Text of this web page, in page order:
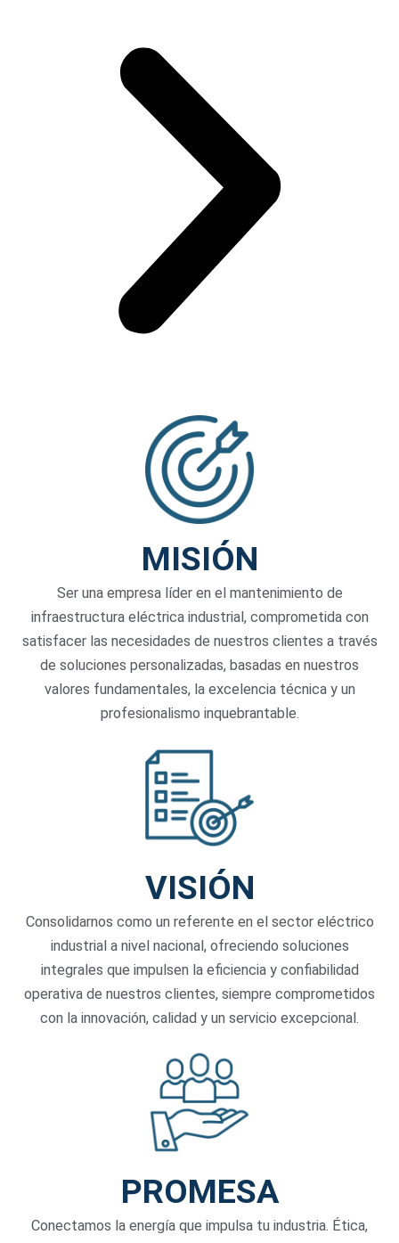
MISIÓN
Ser una empresa líder en el mantenimiento de
infraestructura eléctrica industrial, comprometida con
satisfacer las necesidades de nuestros clientes a través
de soluciones personalizadas, basadas en nuestros
valores fundamentales, la excelencia técnica y un
profesionalismo inquebrantable.
VISIÓN
Consolidarnos como un referente en el sector eléctrico
industrial a nivel nacional, ofreciendo soluciones
integrales que impulsen la eficiencia y confiabilidad
operativa de nuestros clientes, siempre comprometidos
con la innovación, calidad y un servicio excepcional.
PROMESA
Conectamos la energía que impulsa tu industria. Ética,